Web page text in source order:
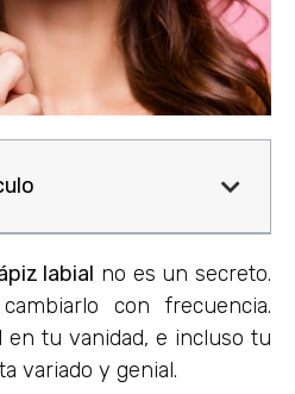
labial no es un secreto.
con frecuencia.
en tu vanidad, e incluso tu
variado y genial.